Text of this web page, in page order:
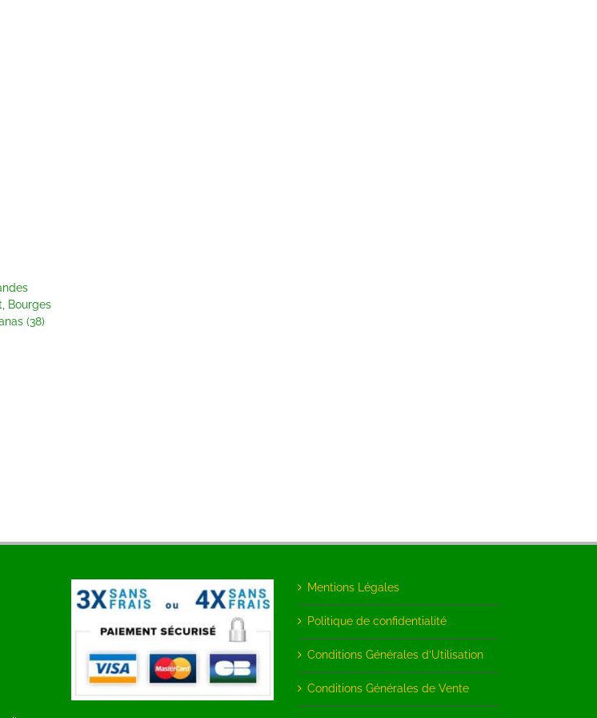
Bourges
(38)
Mentions Légales
Politique de confidentialité
Conditions Générales d’Utilisation
Conditions Générales de Vente